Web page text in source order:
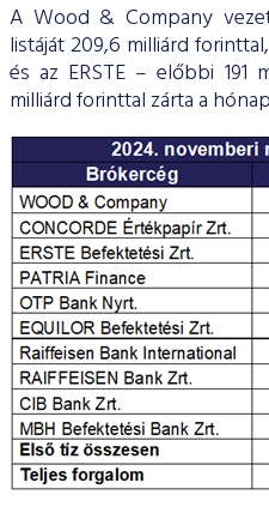
A Wood & Company
listáját 209,6 milliárd
és az ERSTE – előbbi 191
milliárd forinttal zárta a